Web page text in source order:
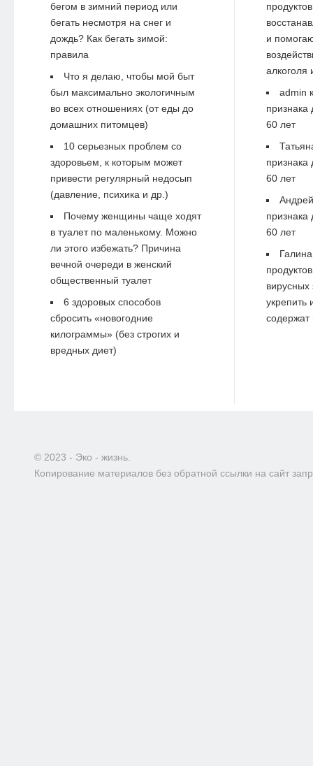
бегом в зимний период или
бегать несмотря на снег и
дождь? Как бегать зимой:
правила
Что я делаю, чтобы мой быт
был максимально экологичным
во всех отношениях (от еды до
домашних питомцев)
10 серьезных проблем со
здоровьем, к которым может
привести регулярный недосып
(давление, психика и др.)
Почему женщины чаще ходят
в туалет по маленькому. Можно
ли этого избежать? Причина
вечной очереди в женский
общественный туалет
6 здоровых способов
сбросить «новогодние
килограммы» (без строгих и
вредных диет)
и
алкоголя
admin
60 лет
60 лет
Андрей
60 лет
Галина
вирусных
укрепить
содержат
© 2023 - Эко - жизнь.
Копирование материалов без обратной ссылки на сайт